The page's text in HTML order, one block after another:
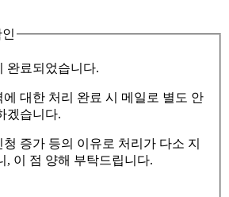
완료되었습니다.
에 대한 처리 완료 시 메일로 별도 안
겠습니다.
증가 등의 이유로 처리가 다소 지
, 이 점 양해 부탁드립니다.